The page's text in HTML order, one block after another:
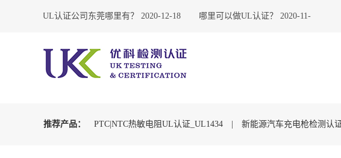
2020-12-18
UL认证公司东莞哪里有？ 2020-11-01
哪里可以做UL认证？
推荐产品： PTC|NTC热敏电阻UL认证_UL1434 新能源汽车充电枪检测认